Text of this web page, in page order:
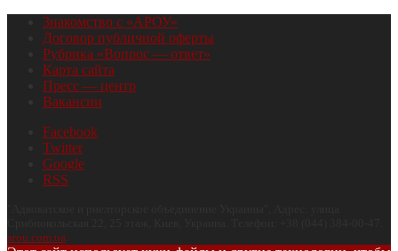
Знакомство с «АРОУ»
Договор публичной оферты
Рубрика «Вопрос — ответ»
Карта сайта
Пресс — центр
Вакансии
Facebook
Twitter
Google
RSS
arou.com.ua